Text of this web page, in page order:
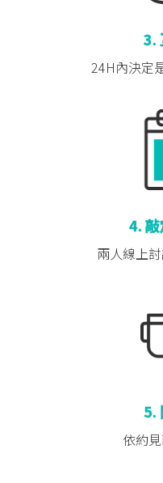
3.
24H內決定
4.
兩人線上
5.
依約